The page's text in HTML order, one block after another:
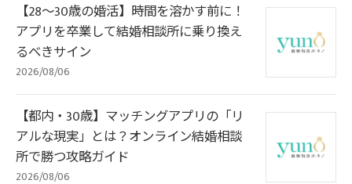
【28〜30歳の婚活】時間を溶かす前に！
アプリを卒業して結婚相談所に乗り換え
るべきサイン
2026/08/06
【都内・30歳】マッチングアプリの「リ
アルな現実」とは？オンライン結婚相談
所で勝つ攻略ガイド
2026/08/06